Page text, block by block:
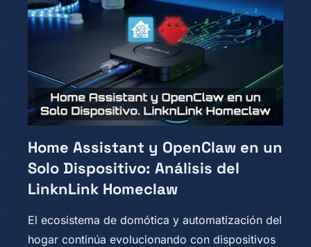
Home Assistant y OpenClaw en un
Solo Dispositivo: Análisis del
LinknLink Homeclaw
El ecosistema de domótica y automatización del
hogar continúa evolucionando con dispositivos